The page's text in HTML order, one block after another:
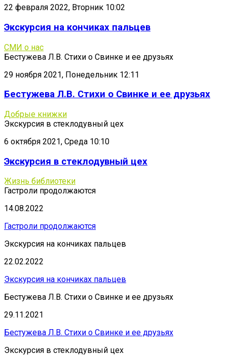
22 февраля 2022, Вторник 10:02
Экскурсия на кончиках пальцев
СМИ о нас
Бестужева Л.В. Стихи о Свинке и ее друзьях
29 ноября 2021, Понедельник 12:11
Бестужева Л.В. Стихи о Свинке и ее друзьях
Добрые книжки
Экскурсия в стеклодувный цех
6 октября 2021, Среда 10:10
Экскурсия в стеклодувный цех
Жизнь библиотеки
Гастроли продолжаются
14.08.2022
Гастроли продолжаются
Экскурсия на кончиках пальцев
22.02.2022
Экскурсия на кончиках пальцев
Бестужева Л.В. Стихи о Свинке и ее друзьях
29.11.2021
Бестужева Л.В. Стихи о Свинке и ее друзьях
Экскурсия в стеклодувный цех